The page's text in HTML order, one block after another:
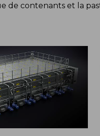
de contenants et la